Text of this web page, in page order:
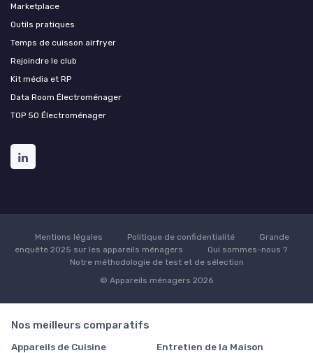
Marketplace
Outils pratiques
Temps de cuisson airfryer
Rejoindre le club
Kit média et RP
Data Room Électroménager
TOP 50 Électroménager
Mentions légales Politique de confidentialité
Grande
enquête 2025 sur les appareils ménagers
Qui sommes-nous ?
Notre méthodologie de test et de sélection
© Appareils ménagers 2026
Nos meilleurs comparatifs
Appareils de Cuisine Entretien de la Maison